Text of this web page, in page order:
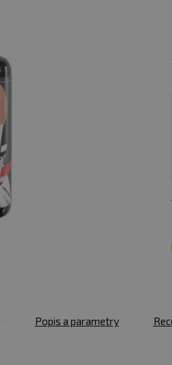
Popis a parametry